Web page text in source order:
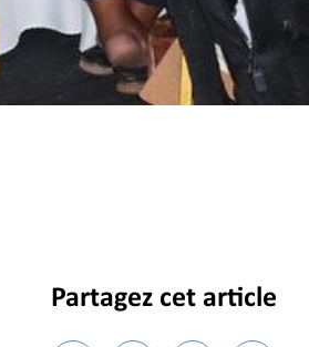
Partagez cet article